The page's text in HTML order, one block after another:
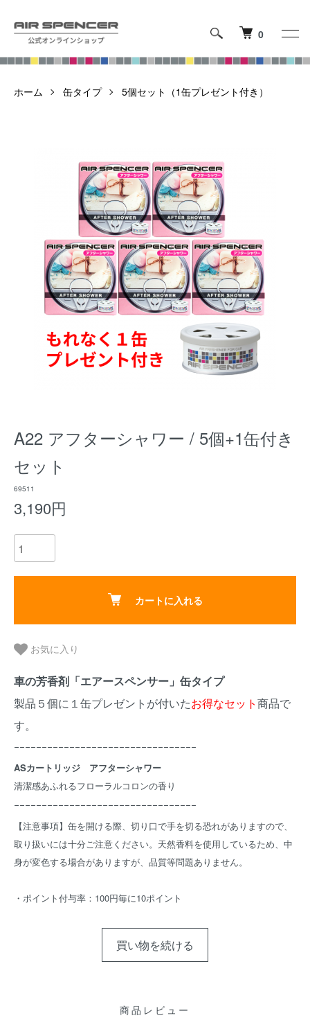
0
ホーム 缶タイプ 5個セット（1缶プレゼント付き）
A22 アフターシャワー / 5個+1缶付き
セット
69511
3,190円
カートに入れる
お気に入り
車の芳香剤「エアースペンサー」缶タイプ
製品５個に１缶プレゼントが付いたお得なセット商品で
す。
ｰｰｰｰｰｰｰｰｰｰｰｰｰｰｰｰｰｰｰｰｰｰｰｰｰｰｰｰｰｰｰｰｰ
ASカートリッジ アフターシャワー
清潔感あふれるフローラルコロンの香り
ｰｰｰｰｰｰｰｰｰｰｰｰｰｰｰｰｰｰｰｰｰｰｰｰｰｰｰｰｰｰｰｰｰ
【注意事項】缶を開ける際、切り口で手を切る恐れがありますので、
取り扱いには十分ご注意ください。天然香料を使用しているため、中
身が変色する場合がありますが、品質等問題ありません。
・ポイント付与率：100円毎に10ポイント
買い物を続ける
商品レビュー